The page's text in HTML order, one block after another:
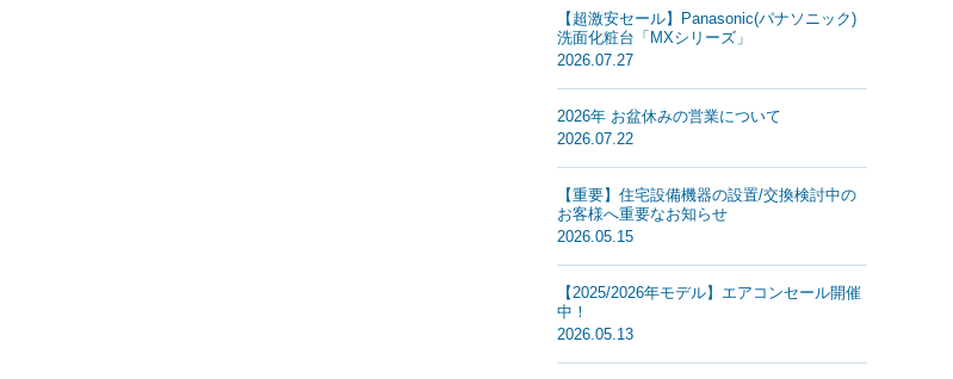
【超激安セール】Panasonic(パナソニック)
洗面化粧台「MXシリーズ」
2026.07.27
2026年 お盆休みの営業について
2026.07.22
【重要】住宅設備機器の設置/交換検討中の
お客様へ重要なお知らせ
2026.05.15
【2025/2026年モデル】エアコンセール開催
中！
2026.05.13